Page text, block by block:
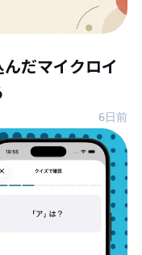
んだマイクロイ
6日前